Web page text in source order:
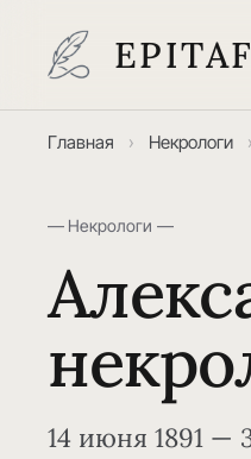
EPITAF
Главная › Некрологи ›
— Некрологи —
14 июня 1891 —